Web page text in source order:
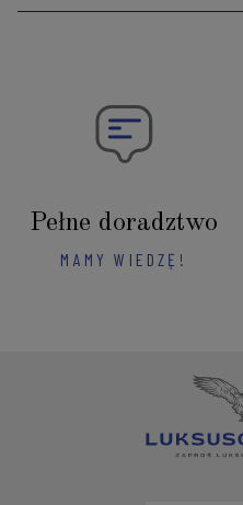
Pełne doradztwo
MAMY WIEDZĘ!